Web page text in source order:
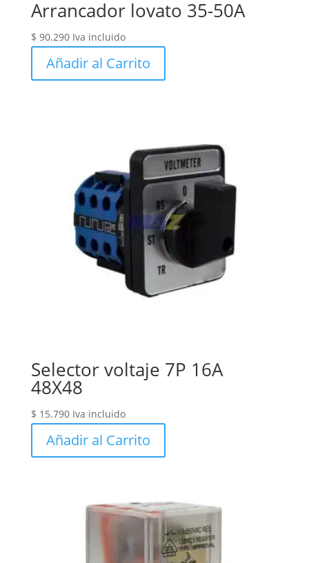
Arrancador lovato 35-50A
$ 90.290 Iva incluido
Añadir al Carrito
Selector voltaje 7P 16A
48X48
$ 15.790 Iva incluido
Añadir al Carrito